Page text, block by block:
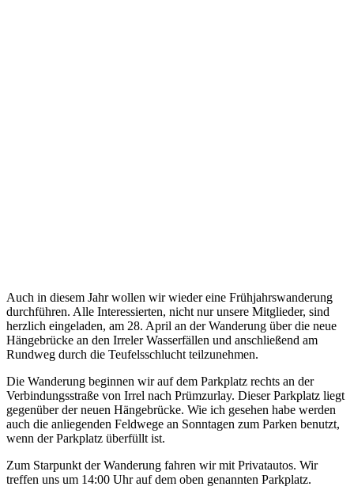
Auch in diesem Jahr wollen wir wieder eine Frühjahrswanderung
durchführen. Alle Interessierten, nicht nur unsere Mitglieder, sind
herzlich eingeladen, am 28. April an der Wanderung über die neue
Hängebrücke an den Irreler Wasserfällen und anschließend am
Rundweg durch die Teufelsschlucht teilzunehmen.
Die Wanderung beginnen wir auf dem Parkplatz rechts an der
Verbindungsstraße von Irrel nach Prümzurlay. Dieser Parkplatz liegt
gegenüber der neuen Hängebrücke. Wie ich gesehen habe werden
auch die anliegenden Feldwege an Sonntagen zum Parken benutzt,
wenn der Parkplatz überfüllt ist.
Zum Starpunkt der Wanderung fahren wir mit Privatautos. Wir
treffen uns um 14:00 Uhr auf dem oben genannten Parkplatz.